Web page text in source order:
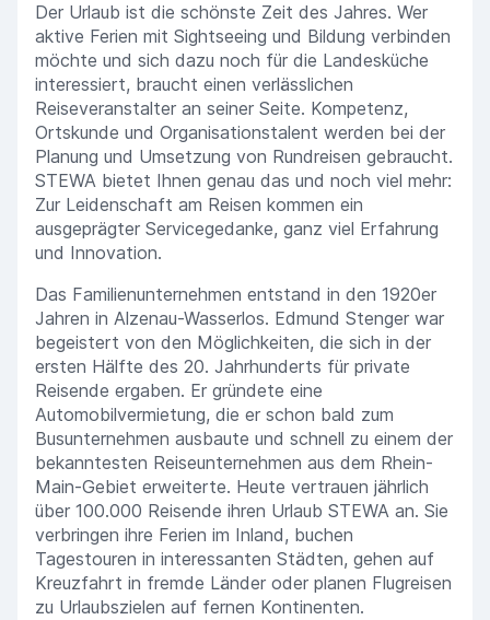
Der Urlaub ist die schönste Zeit des Jahres. Wer
aktive Ferien mit Sightseeing und Bildung verbinden
möchte und sich dazu noch für die Landesküche
interessiert, braucht einen verlässlichen
Reiseveranstalter an seiner Seite. Kompetenz,
Ortskunde und Organisationstalent werden bei der
Planung und Umsetzung von Rundreisen gebraucht.
STEWA bietet Ihnen genau das und noch viel mehr:
Zur Leidenschaft am Reisen kommen ein
ausgeprägter Servicegedanke, ganz viel Erfahrung
und Innovation.
Das Familienunternehmen entstand in den 1920er
Jahren in Alzenau-Wasserlos. Edmund Stenger war
begeistert von den Möglichkeiten, die sich in der
ersten Hälfte des 20. Jahrhunderts für private
Reisende ergaben. Er gründete eine
Automobilvermietung, die er schon bald zum
Busunternehmen ausbaute und schnell zu einem der
bekanntesten Reiseunternehmen aus dem Rhein-
Main-Gebiet erweiterte. Heute vertrauen jährlich
über 100.000 Reisende ihren Urlaub STEWA an. Sie
verbringen ihre Ferien im Inland, buchen
Tagestouren in interessanten Städten, gehen auf
Kreuzfahrt in fremde Länder oder planen Flugreisen
zu Urlaubszielen auf fernen Kontinenten.